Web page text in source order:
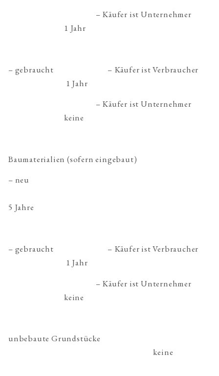
– Käufer ist Unternehmer
1 Jahr
– gebraucht – Käufer ist Verbraucher
1 Jahr
– Käufer ist Unternehmer
keine
Baumaterialien (sofern eingebaut)
– neu
5 Jahre
– gebraucht – Käufer ist Verbraucher
1 Jahr
– Käufer ist Unternehmer
keine
unbebaute Grundstücke
keine